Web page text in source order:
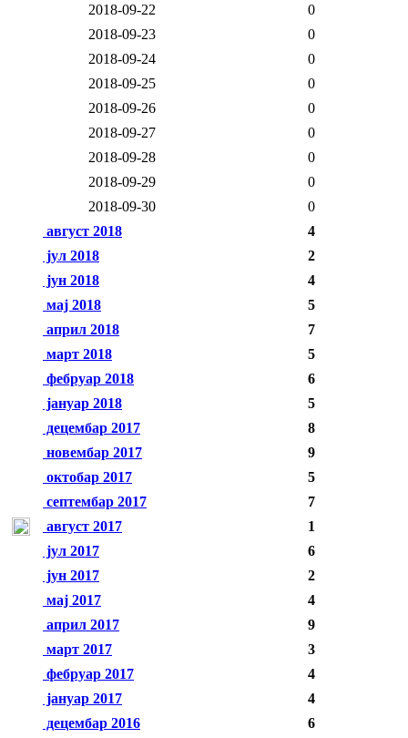
2018-09-22
0
2018-09-23
0
2018-09-24
0
2018-09-25
0
2018-09-26
0
2018-09-27
0
2018-09-28
0
2018-09-29
0
2018-09-30
0
август 2018
4
јул 2018
2
јун 2018
4
мај 2018
5
април 2018
7
март 2018
5
фебруар 2018
6
јануар 2018
5
децембар 2017
8
новембар 2017
9
октобар 2017
5
септембар 2017
7
август 2017
1
јул 2017
6
јун 2017
2
мај 2017
4
април 2017
9
март 2017
3
фебруар 2017
4
јануар 2017
4
децембар 2016
6